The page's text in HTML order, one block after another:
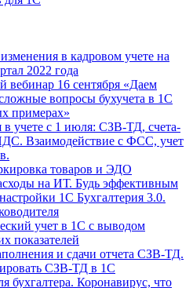
в кадровом учете на
2022 года
вебинар 16 сентября «Даем
вопросы бухучета в 1С
примерах»
в учете с 1 июля: СЗВ-ТД, счета-
Взаимодействие с ФСС, учет
товаров и ЭДО
на ИТ. Будь эффективным
1С Бухгалтерия 3.0.
учет в 1С с выводом
показателей
и сдачи отчета СЗВ-ТД.
СЗВ-ТД в 1С
бухгалтера. Коронавирус, что